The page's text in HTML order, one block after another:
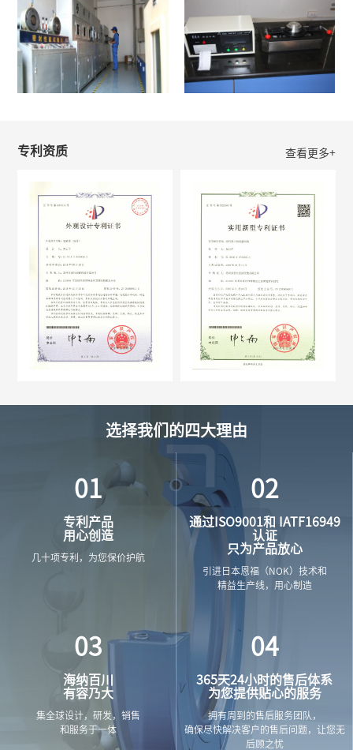
查看更多+
专利资质
选择我们的四大理由
01
专利产品
用心创造
几十项专利，为您保价护航
02
通过ISO9001和 IATF16949
认证
只为产品放心
引进日本恩福（NOK）技术和
精益生产线，用心制造
03
海纳百川
有容乃大
集全球设计，研发，销售
和服务于一体
04
365天24小时的售后体系
为您提供贴心的服务
拥有周到的售后服务团队，
确保尽快解决客户的售后问题，让您无
后顾之忧